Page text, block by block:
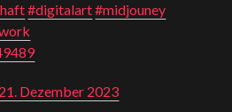
#digitalart#midjouney
21. Dezember 2023